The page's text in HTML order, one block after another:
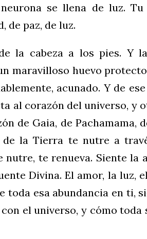
se llena de luz. Tu
de paz, de luz.
la cabeza a los pies. Y
maravilloso huevo
acunado. Y de
al corazón del universo, y
de Gaia, de Pachamama,
la Tierra te nutre a
te renueva. Siente la
Divina. El amor, la luz,
toda esa abundancia en ti,
el universo, y cómo toda